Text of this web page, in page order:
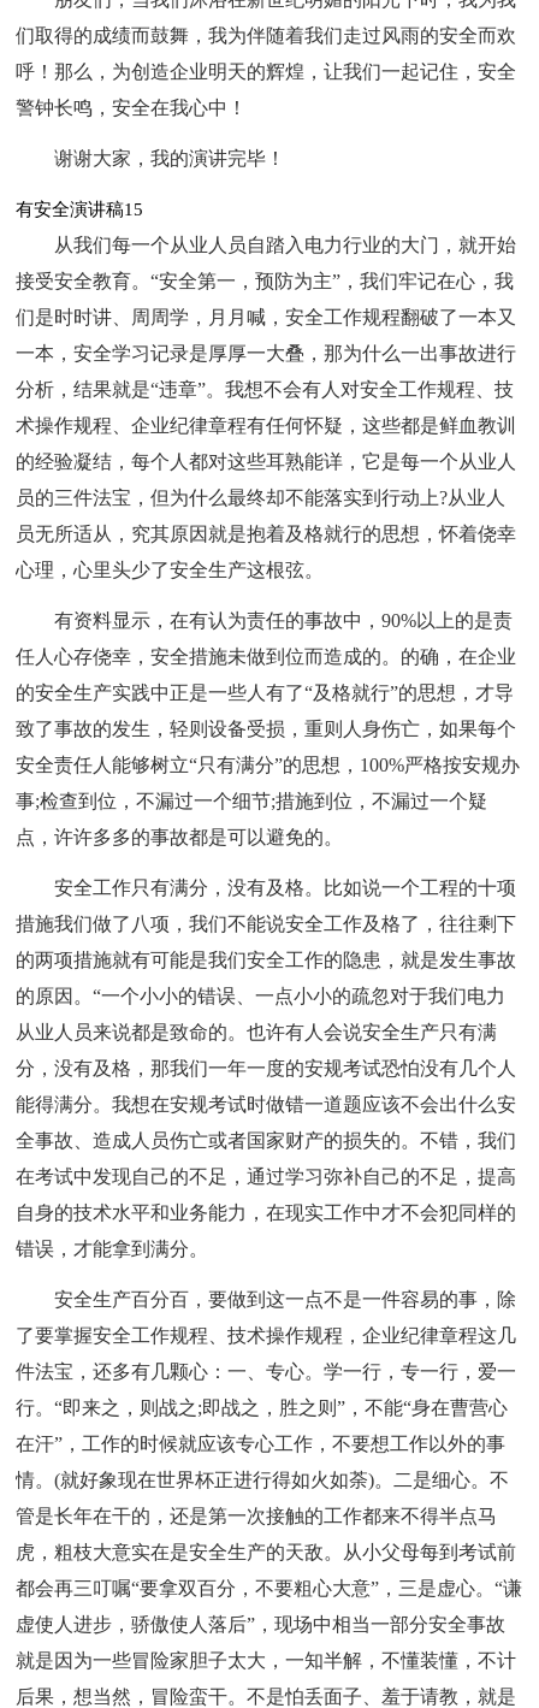
们取得的成绩而鼓舞，我为伴随着我们走过风雨的安全而欢
呼！那么，为创造企业明天的辉煌，让我们一起记住，安全
警钟长鸣，安全在我心中！
谢谢大家，我的演讲完毕！
有安全演讲稿15
从我们每一个从业人员自踏入电力行业的大门，就开始
接受安全教育。“安全第一，预防为主”，我们牢记在心，我
们是时时讲、周周学，月月喊，安全工作规程翻破了一本又
一本，安全学习记录是厚厚一大叠，那为什么一出事故进行
分析，结果就是“违章”。我想不会有人对安全工作规程、技
术操作规程、企业纪律章程有任何怀疑，这些都是鲜血教训
的经验凝结，每个人都对这些耳熟能详，它是每一个从业人
员的三件法宝，但为什么最终却不能落实到行动上?从业人
员无所适从，究其原因就是抱着及格就行的思想，怀着侥幸
心理，心里头少了安全生产这根弦。
有资料显示，在有认为责任的事故中，90%以上的是责
任人心存侥幸，安全措施未做到位而造成的。的确，在企业
的安全生产实践中正是一些人有了“及格就行”的思想，才导
致了事故的发生，轻则设备受损，重则人身伤亡，如果每个
安全责任人能够树立“只有满分”的思想，100%严格按安规办
事;检查到位，不漏过一个细节;措施到位，不漏过一个疑
点，许许多多的事故都是可以避免的。
安全工作只有满分，没有及格。比如说一个工程的十项
措施我们做了八项，我们不能说安全工作及格了，往往剩下
的两项措施就有可能是我们安全工作的隐患，就是发生事故
的原因。“一个小小的错误、一点小小的疏忽对于我们电力
从业人员来说都是致命的。也许有人会说安全生产只有满
分，没有及格，那我们一年一度的安规考试恐怕没有几个人
能得满分。我想在安规考试时做错一道题应该不会出什么安
全事故、造成人员伤亡或者国家财产的损失的。不错，我们
在考试中发现自己的不足，通过学习弥补自己的不足，提高
自身的技术水平和业务能力，在现实工作中才不会犯同样的
错误，才能拿到满分。
安全生产百分百，要做到这一点不是一件容易的事，除
了要掌握安全工作规程、技术操作规程，企业纪律章程这几
件法宝，还多有几颗心：一、专心。学一行，专一行，爱一
行。“即来之，则战之;即战之，胜之则”，不能“身在曹营心
在汗”，工作的时候就应该专心工作，不要想工作以外的事
情。(就好象现在世界杯正进行得如火如荼)。二是细心。不
管是长年在干的，还是第一次接触的工作都来不得半点马
虎，粗枝大意实在是安全生产的天敌。从小父母每到考试前
都会再三叮嘱“要拿双百分，不要粗心大意”，三是虚心。“谦
虚使人进步，骄傲使人落后”，现场中相当一部分安全事故
就是因为一些冒险家胆子太大，一知半解，不懂装懂，不计
后果，想当然，冒险蛮干。不是怕丢面子、羞于请教，就是